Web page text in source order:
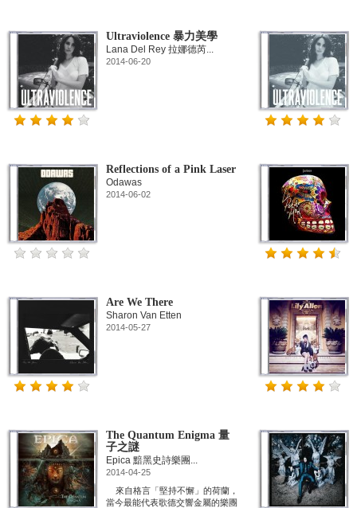
Ultraviolence 暴力美學
Lana Del Rey 拉娜德芮...
2014-06-20
Reflections of a Pink Laser
Odawas
2014-06-02
Are We There
Sharon Van Etten
2014-05-27
The Quantum Enigma 量
子之謎
Epica 黯黑史詩樂團...
2014-04-25
來自格言「堅持不懈」的荷蘭，
當今最能代表歌德交響金屬的樂團